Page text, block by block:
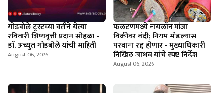
गोडबोले ट्रस्टच्या वतीने येत्या
रविवारी शिष्यवृत्ती प्रदान सोहळा -
डाॅ. अच्युत गोडबोले यांची माहिती
August 06, 2026
फलटणमध्ये नायलॉन मांजा
विक्रीवर बंदी; नियम मोडल्यास
परवाना रद्द होणार - मुख्याधिकारी
निखिल जाधव यांचे स्पष्ट निर्देश
August 06, 2026